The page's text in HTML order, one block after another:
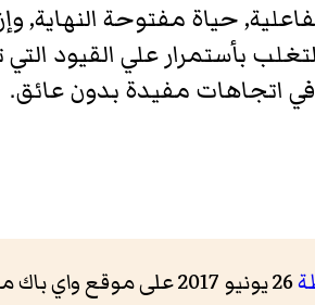
حياة مفتوحة النهاية,
بأستمرار علي القيود
في اتجاهات مفيدة بدون عائق.
26 يونيو 2017 على موقع واي باك مشين.